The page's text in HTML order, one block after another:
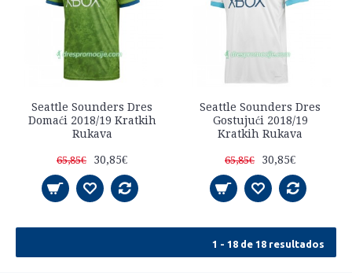
Seattle Sounders Dres
Domaći 2018/19 Kratkih
Rukava
65,85€ 30,85€
Seattle Sounders Dres
Gostujući 2018/19
Kratkih Rukava
65,85€ 30,85€
1 - 18 de 18 resultados